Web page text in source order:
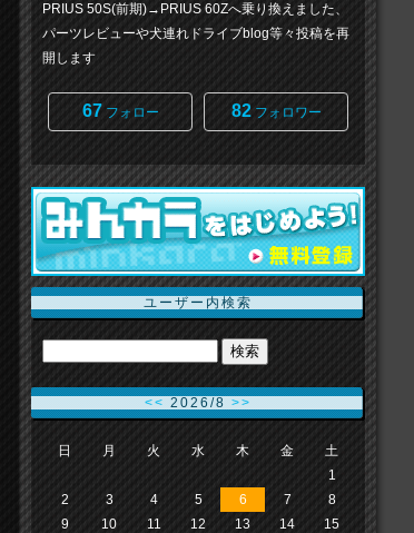
PRIUS 50S(前期)→PRIUS 60Zへ乗り換えました、
パーツレビューや犬連れドライブblog等々投稿を再
開します
67 フォロー 82フォロワー
ユーザー内検索
<< 2026/8 >>
日 月 火 水 木 金
土
1
2
3 4 5 6 7
8
9
10 11 12 13 14
15